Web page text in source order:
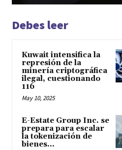
Debes leer
Kuwait intensifica la
represión de la
minería criptográfica
ilegal, cuestionando
116
May 10, 2025
E-Estate Group Inc. se
prepara para escalar
la tokenización de
bienes...